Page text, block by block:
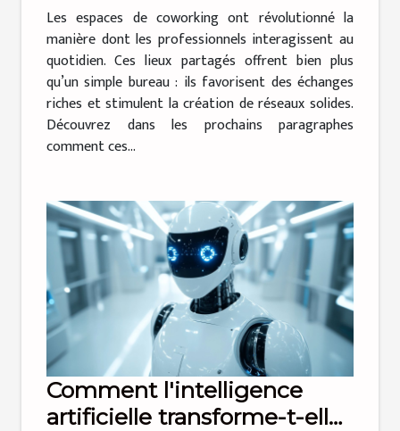
Les espaces de coworking ont révolutionné la
manière dont les professionnels interagissent au
quotidien. Ces lieux partagés offrent bien plus
qu’un simple bureau : ils favorisent des échanges
riches et stimulent la création de réseaux solides.
Découvrez dans les prochains paragraphes
comment ces...
Comment l'intelligence
artificielle transforme-t-elle